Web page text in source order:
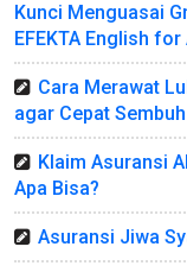
Kunci Menguasai
EFEKTA English for
Cara Merawat
agar Cepat
Klaim Asuransi
Apa Bisa?
Asuransi Jiwa